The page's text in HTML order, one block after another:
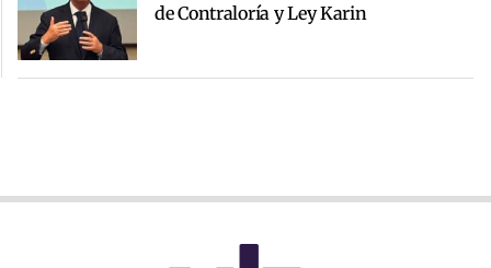
de Contraloría y Ley Karin